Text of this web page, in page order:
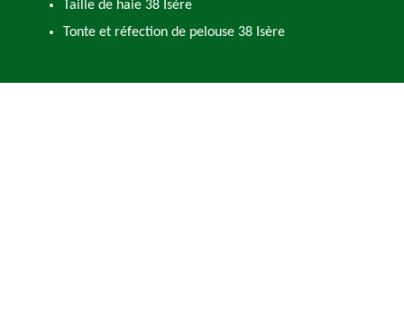
Taille de haie 38 Isère
Tonte et réfection de pelouse 38 Isère